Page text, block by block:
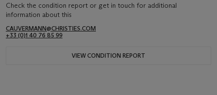
Check the condition report or get in touch for additional
information about this
CAUVERMANN@CHRISTIES.COM
+33 (0)1 40 76 85 99
VIEW CONDITION REPORT